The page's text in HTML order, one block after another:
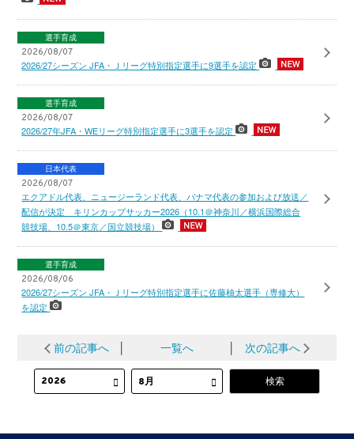
選手育成
2026/08/07
2026/27シーズン JFA・Ｊリーグ特別指定選手に9選手を認定
選手育成
2026/08/07
2026/27年JFA・WEリーグ特別指定選手に3選手を認定
日本代表
2026/08/07
エクアドル代表、ニュージーランド代表、パナマ代表の参加および放送／
配信が決定 キリンカップサッカー2026（10.1＠神奈川／横浜国際総合
競技場、10.5＠東京／国立競技場）
選手育成
2026/08/06
2026/27シーズン JFA・Ｊリーグ特別指定選手に佐藤柚太選手（専修大）
を認定
前の記事へ 一覧へ 次の記事へ